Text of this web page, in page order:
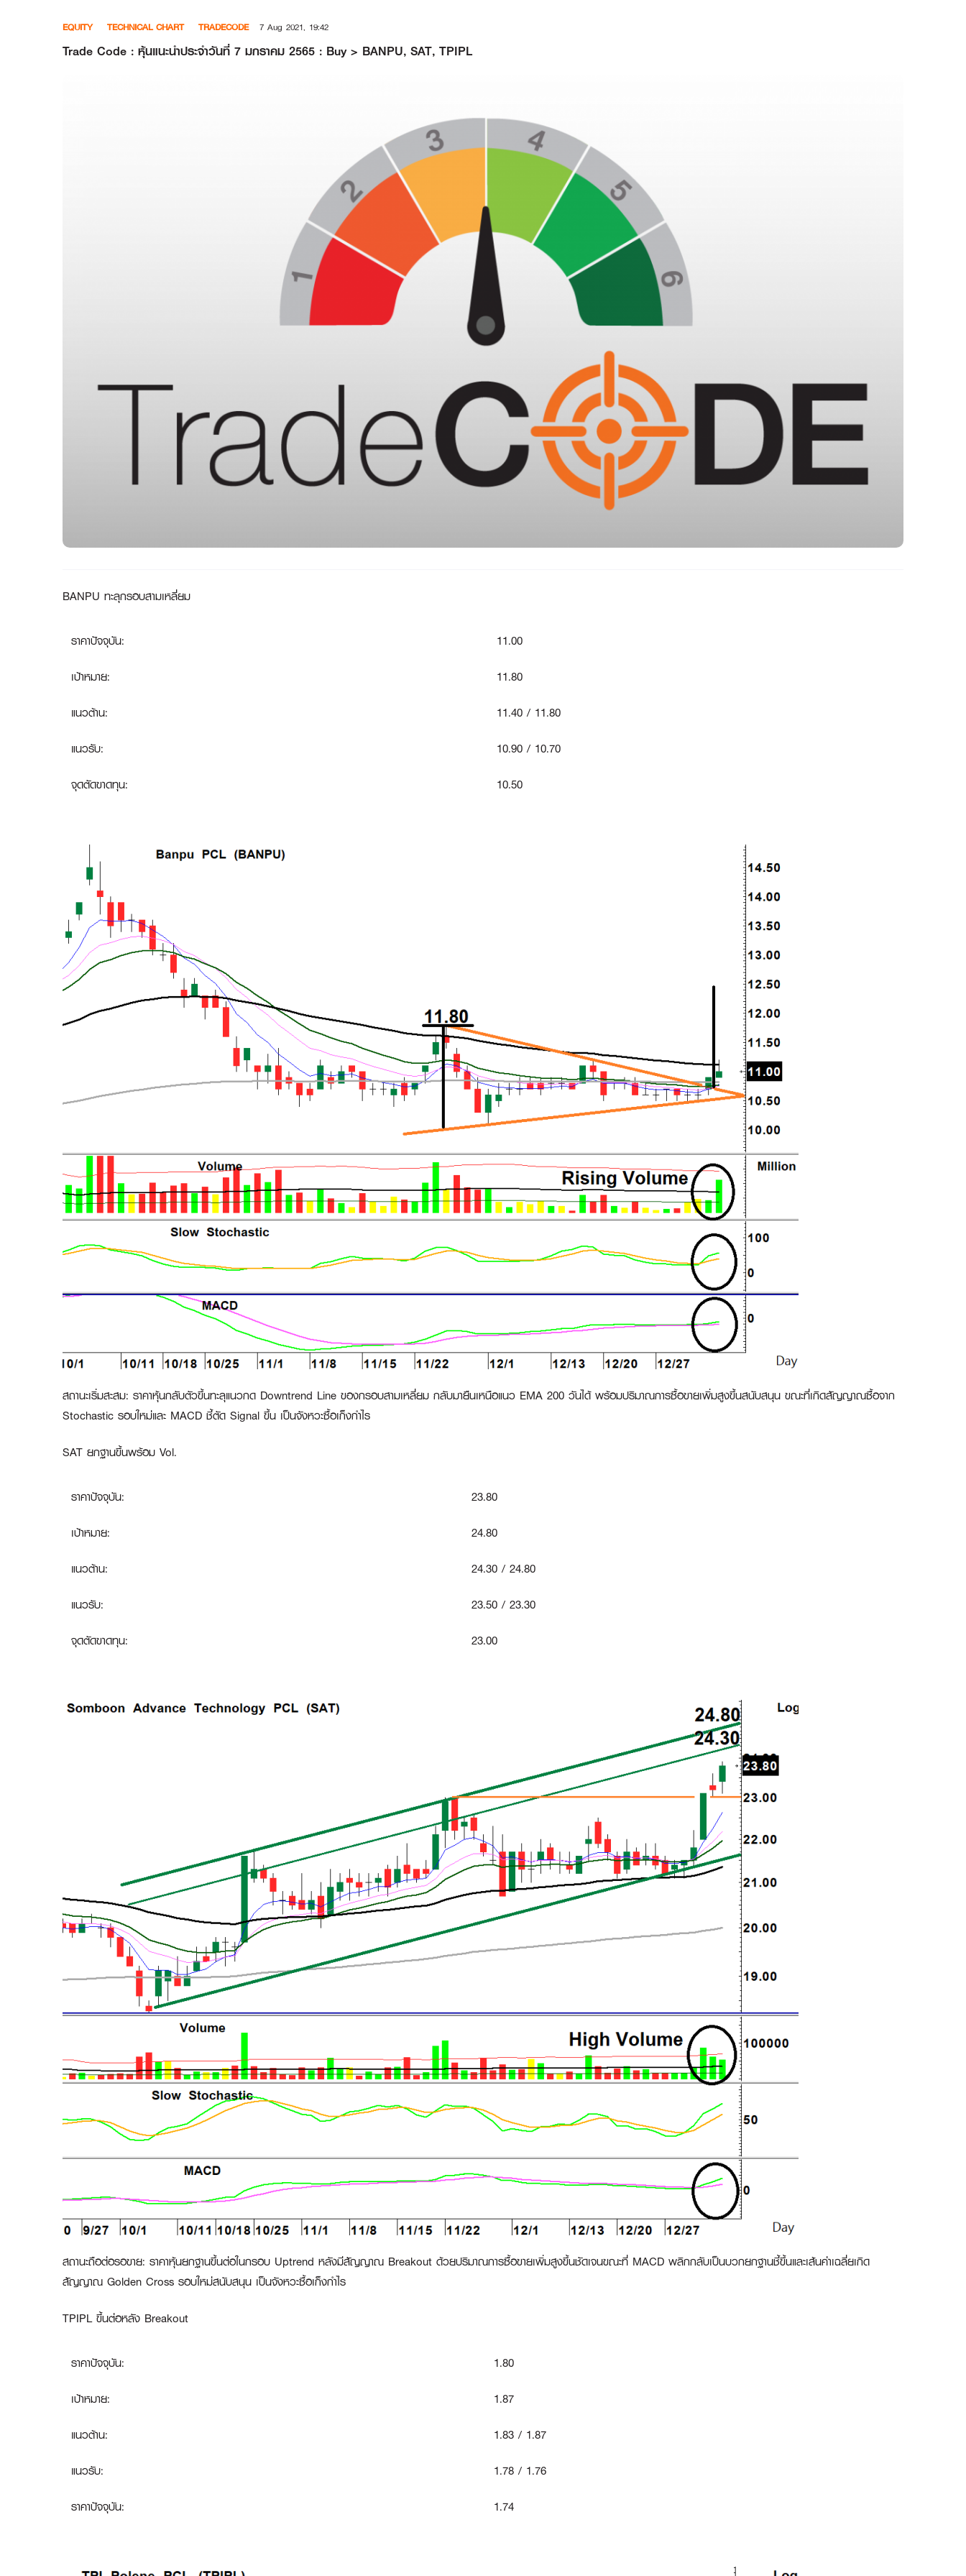
EQUITY TECHNICAL CHART TRADECODE 7 Aug 2021, 19:42
Trade Code : หุ้นแนะนำประจำวันที่ 7 มกราคม 2565 : Buy > BANPU, SAT, TPIPL
BANPU ทะลุกรอบสามเหลี่ยม
ราคาปัจจุบัน:
11.00
เป้าหมาย:
11.80
แนวต้าน:
11.40 / 11.80
แนวรับ:
10.90 / 10.70
จุดตัดขาดทุน: 10.50
สถานะเริ่มสะสม: ราคาหุ้นกลับตัวขึ้นทะลุแนวกด Downtrend Line ของกรอบสามเหลี่ยม กลับมายืนเหนือแนว EMA 200 วันได้ พร้อมปริมาณการซื้อขายเพิ่มสูงขึ้นสนับสนุน ขณะที่เกิดสัญญาณซื้อจาก
Stochastic รอบใหม่และ MACD ชี้ตัด Signal ขึ้น เป็นจังหวะซื้อเก็งกำไร
SAT ยกฐานขึ้นพร้อม Vol.
ราคาปัจจุบัน:
23.80
เป้าหมาย:
24.80
แนวต้าน:
24.30 / 24.80
แนวรับ:
23.50 / 23.30
จุดตัดขาดทุน:
23.00
สถานะถือต่อรอขาย: ราคาหุ้นยกฐานขึ้นต่อในกรอบ Uptrend หลังมีสัญญาณ Breakout ด้วยปริมาณการซื้อขายเพิ่มสูงขึ้นชัดเจนขณะที่ MACD พลิกกลับเป็นบวกยกฐานชี้ขึ้นและเส้นค่าเฉลี่ยเกิด
สัญญาณ Golden Cross รอบใหม่สนับสนุน เป็นจังหวะซื้อเก็งกำไร
TPIPL ขึ้นต่อหลัง Breakout
ราคาปัจจุบัน:
1.80
เป้าหมาย:
1.87
แนวต้าน:
1.83 / 1.87
แนวรับ:
1.78 / 1.76
ราคาปัจจุบัน:
1.74